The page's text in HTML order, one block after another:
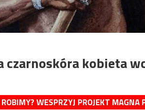
kobieta
WESPRZYJ PROJEKT MAGNA